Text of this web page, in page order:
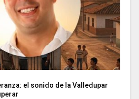
el sonido de la Valledupar